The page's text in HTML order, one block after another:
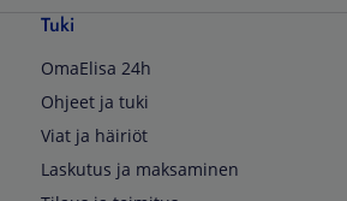
Tuki
OmaElisa 24h
Ohjeet ja tuki
Viat ja häiriöt
Laskutus ja maksaminen